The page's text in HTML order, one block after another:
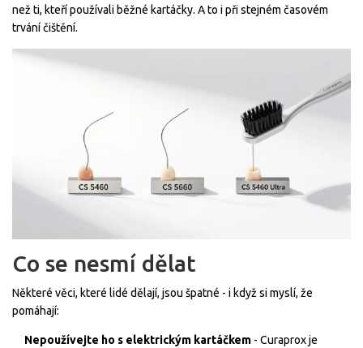
než ti, kteří používali běžné kartáčky. A to i při stejném časovém
trvání čištění.
Co se nesmí dělat
Některé věci, které lidé dělají, jsou špatné - i když si myslí, že
pomáhají:
Nepoužívejte ho s elektrickým kartáčkem - Curaprox je